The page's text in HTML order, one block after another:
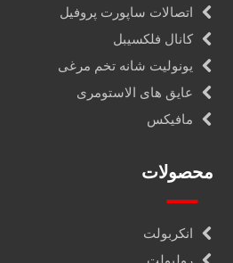
اتصالات ساپورت پروفیل
کانال فلکسیبل
یونولیت شانه تخم مرغی
عایق های الاستومری
مافیکس
محصولات
انکربولت